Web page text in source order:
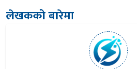
लेखकको बारेमा